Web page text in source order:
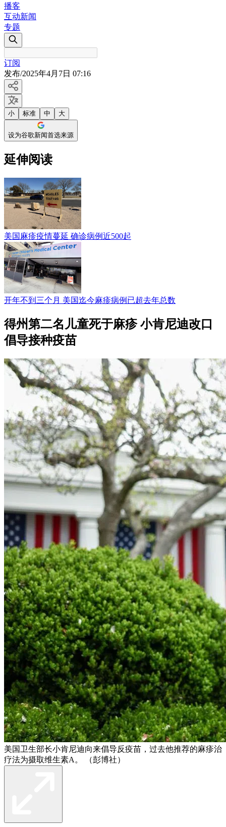
播客
互动新闻
专题
订阅
发布/2025年4月7日 07:16
小 标准 中 大
设为谷歌新闻首选来源
延伸阅读
美国麻疹疫情蔓延 确诊病例近500起
开年不到三个月 美国迄今麻疹病例已超去年总数
得州第二名儿童死于麻疹 小肯尼迪改口
倡导接种疫苗
美国卫生部长小肯尼迪向来倡导反疫苗，过去他推荐的麻疹治
疗法为摄取维生素A。 （彭博社）